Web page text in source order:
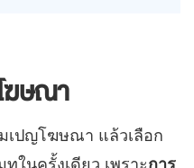
ฆษณา
เปญโฆษณา แล้วเลือก